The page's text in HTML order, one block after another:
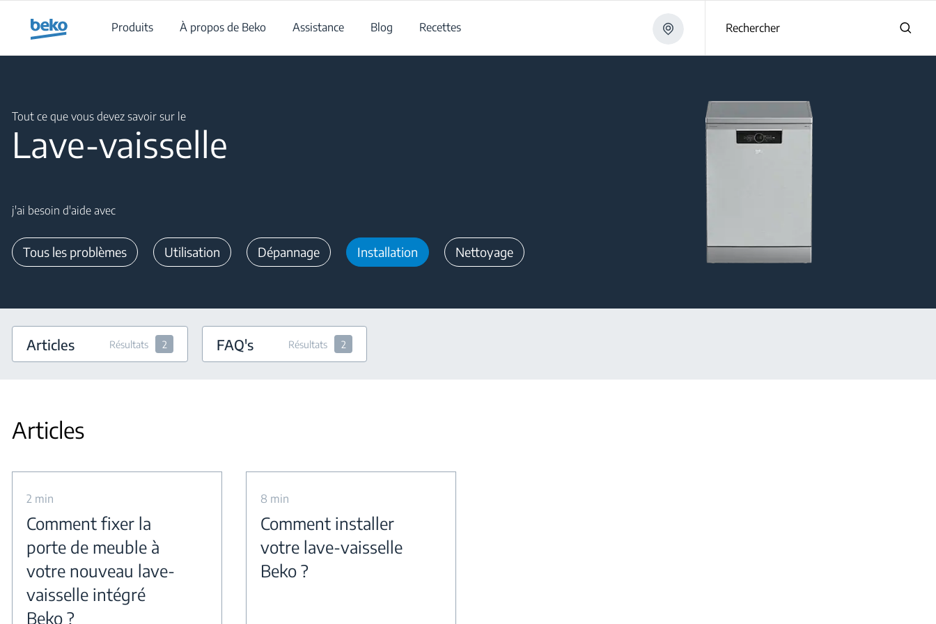
Produits
À propos de Beko Assistance Blog Recettes Rechercher
Tout ce que vous devez savoir sur le
Lave-vaisselle
j'ai besoin d'aide avec
Tous les problèmes Utilisation Dépannage Installation Nettoyage
Articles Résultats 2 FAQ's Résultats 2
Articles
2 min
Comment fixer la
porte de meuble à
votre nouveau lave-
vaisselle intégré
Beko ?
8 min
Comment installer
votre lave-vaisselle
Beko ?